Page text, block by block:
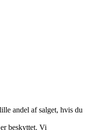
andel af salget, hvis du
beskyttet. Vi